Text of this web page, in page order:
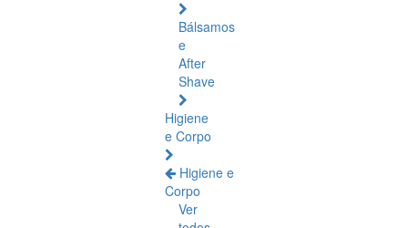
Bálsamos
e
After
Shave
Higiene
e Corpo
Higiene e
Corpo
Ver